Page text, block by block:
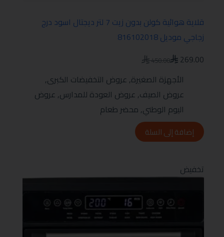
قلاية هوائية كولن بدون زيت 7 لتر ديجتال اسود درج
زجاجي موديل 816102018
450.00
269.00
الأجهزة الصغيرة, عروض التخفيضات الكبرى,
عروض الصيف, عروض العودة للمدارس, عروض
اليوم الوطني, محضر طعام
إضافة إلى السلة
تخفيض